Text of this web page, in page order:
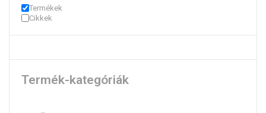
Termékek
Cikkek
Termék-kategóriák